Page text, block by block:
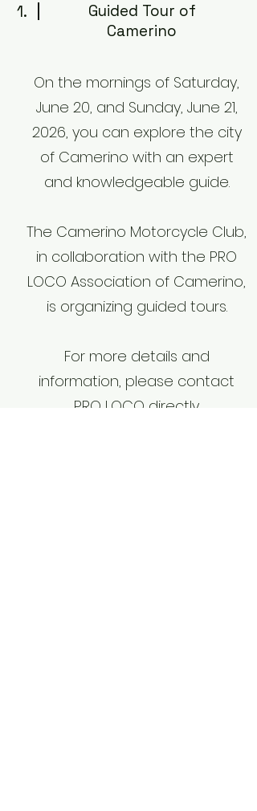
1.
Guided Tour of
Camerino
On the mornings of Saturday,
June 20, and Sunday, June 21,
2026, you can explore the city
of Camerino with an expert
and knowledgeable guide.
The Camerino Motorcycle Club,
in collaboration with the PRO
LOCO Association of Camerino,
is organizing guided tours.
For more details and
information, please contact
PRO LOCO directly